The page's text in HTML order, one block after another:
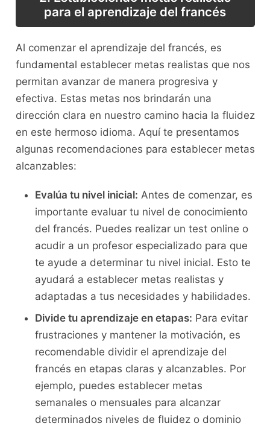
para⁢ el⁤ aprendizaje del francés
Al comenzar el aprendizaje del‍ francés, es
fundamental⁢ establecer metas realistas que nos
‌permitan avanzar de​ manera progresiva y
efectiva. Estas metas nos brindarán una
dirección clara en‍ nuestro camino ⁣hacia la‍ fluidez
en⁣ este hermoso idioma. ⁢Aquí te presentamos
algunas recomendaciones para establecer metas
alcanzables:
Evalúa tu nivel ⁢inicial: Antes⁣ de comenzar, es
importante evaluar⁢ tu nivel de⁢ conocimiento
del francés. Puedes realizar un test ⁣online o
acudir ‌a un⁣ profesor especializado‍ para que
te ayude a determinar⁢ tu nivel‍ inicial. Esto te
ayudará a establecer metas realistas y
adaptadas a⁤ tus‍ necesidades y habilidades.
Divide tu aprendizaje en etapas: Para evitar
frustraciones y mantener la motivación, es
recomendable dividir el aprendizaje​ del
⁣francés en etapas claras y alcanzables. Por
ejemplo, puedes establecer metas
semanales‍ o‌ mensuales para ​alcanzar
determinados niveles de fluidez o dominio